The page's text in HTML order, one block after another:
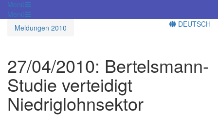
Menü
Menü
Meldungen 2010
DEUTSCH
27/04/2010: Bertelsmann-
Studie verteidigt
Niedriglohnsektor